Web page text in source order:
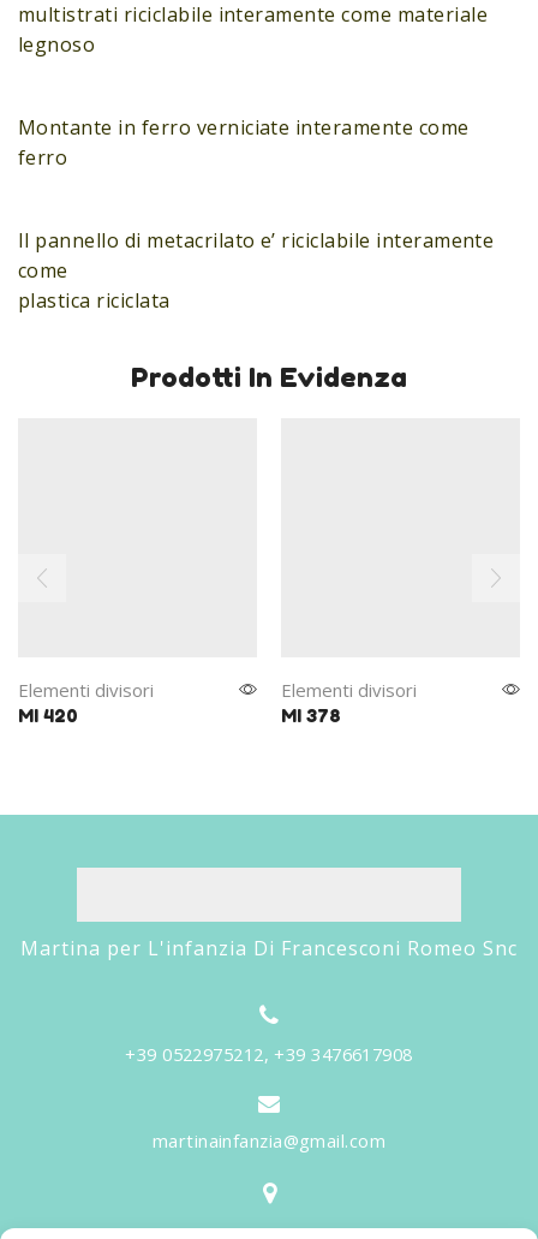
multistrati riciclabile interamente come materiale
legnoso
Montante in ferro verniciate interamente come
ferro
Il pannello di metacrilato e’ riciclabile interamente
come
plastica riciclata
Prodotti In Evidenza
Elementi divisori
MI 420
Elementi divisori
MI 378
Martina per L'infanzia Di Francesconi Romeo Snc
+39 0522975212, +39 3476617908
martinainfanzia@gmail.com